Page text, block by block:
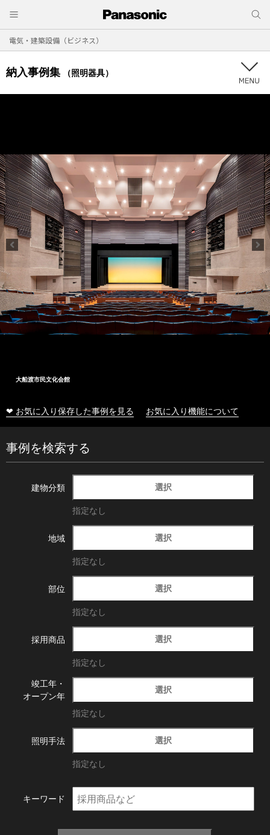
電気・建築設備（ビジネス）
納入事例集 （照明器具）
大船渡市民文化会館
❤ お気に入り保存した事例を見る お気に入り機能について
事例を検索する
建物分類 選択
指定なし
地域 選択
指定なし
部位 選択
指定なし
採用商品 選択
指定なし
竣工年・
オープン年
選択
指定なし
照明手法 選択
指定なし
キーワード